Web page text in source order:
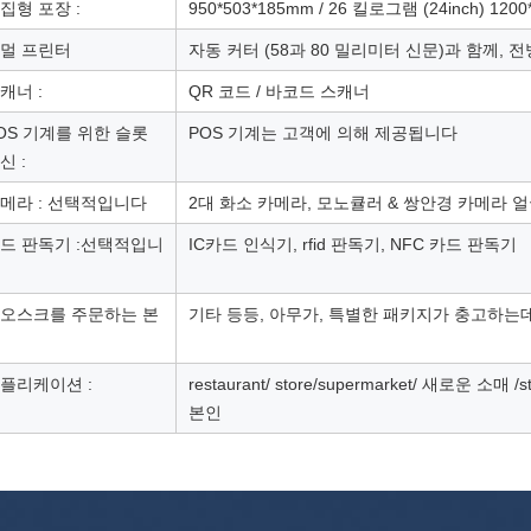
형 포장 : 950*503*185mm / 26 킬로그램 (24inch)
프린터 자동 커터 (58과 80 밀리미터 신문)과 함께,
너 : QR 코드 / 바코드 스캐너
기계를 위한 슬롯
:
POS 기계는 고객에 의해 제공됩니다
라 : 선택적입니다 2대 화소 카메라, 모노큘러 & 쌍안경 카메라
판독기 :선택적입니 IC카드 인식기, rfid 판독기, NFC 카드 판독기
스크를 주문하는 본 기타 등등, 아무가, 특별한 패키지가 충고하는
리케이션 :
restaurant/ store/supermarket/ 새로운 소매 /
본인